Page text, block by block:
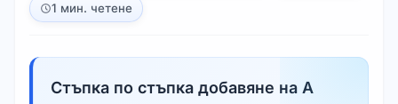
1 мин. четене
Стъпка по стъпка добавяне на A